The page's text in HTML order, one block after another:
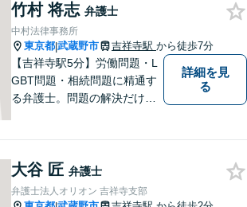
さい。一緒に最善の解決策を
見つけましょう。【迅速な対
応】
竹村 将志 弁護士
中村法律事務所
東京都|武蔵野市 吉祥寺駅 から徒歩7分
【吉祥寺駅5分】労働問題・L
GBT問題・相続問題に精通す
る弁護士。問題の解決だけで
にご相談ください！皆様に寄
り添い、納得の解決を目指し
ます。
詳細を見
る
大谷 匠 弁護士
弁護士法人オリオン 吉祥寺支部